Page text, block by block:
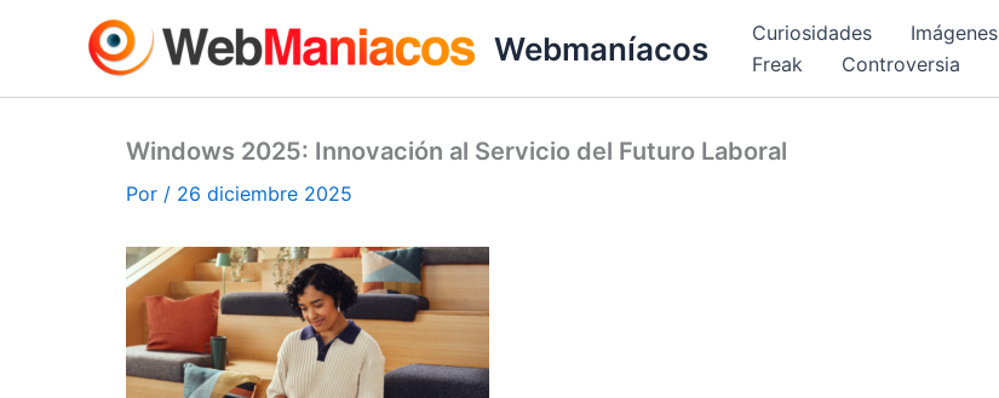
Webmaníacos Curiosidades Imágenes
Freak
Controversia
Windows 2025: Innovación al Servicio del Futuro Laboral
Por / 26 diciembre 2025